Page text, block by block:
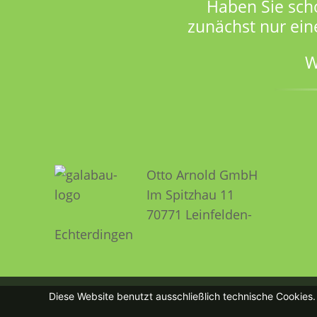
Haben Sie
zunächst nur
Otto Arnold GmbH
Im Spitzhau 11
70771 Leinfelden­­
Echterdingen
Diese Website benutzt ausschließlich technische